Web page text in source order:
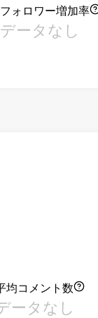
フォロワー増加率
データなし
均コメント数
ータなし